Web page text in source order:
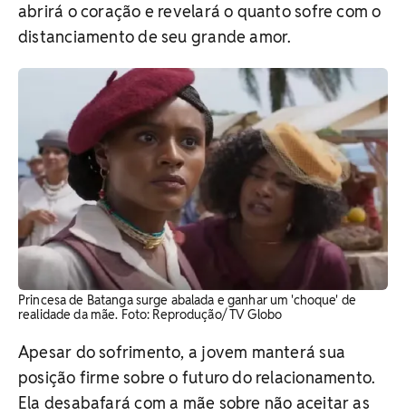
abrirá o coração e revelará o quanto sofre com o
distanciamento de seu grande amor.
Princesa de Batanga surge abalada e ganhar um 'choque' de
realidade da mãe. Foto: Reprodução/ TV Globo
Apesar do sofrimento, a jovem manterá sua
posição firme sobre o futuro do relacionamento.
Ela desabafará com a mãe sobre não aceitar as